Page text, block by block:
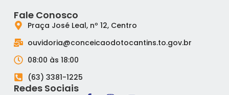
Fale Conosco
Praça José Leal, nº 12, Centro
ouvidoria@conceicaodotocantins.to.gov.br
08:00 às 18:00
(63) 3381-1225
Redes Sociais